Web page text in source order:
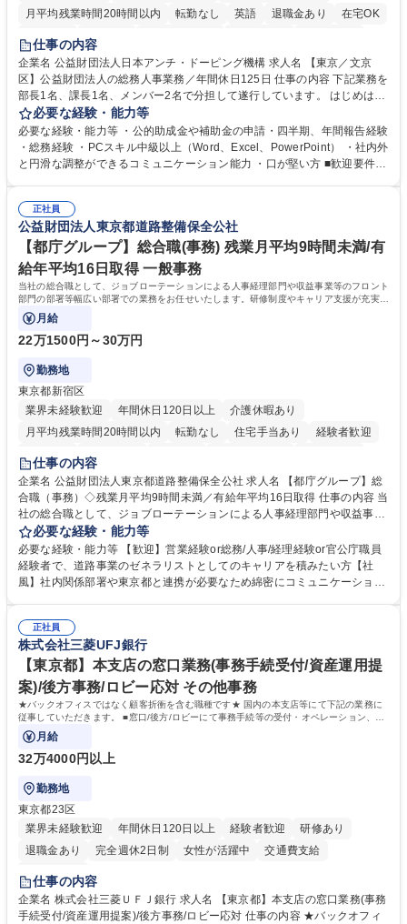
月平均残業時間20時間以内
転勤なし 英語 退職金あり
在宅OK
賞与あり
育休あり
食事補助あり
仕事の内容
企業名 公益財団法人日本アンチ・ドーピング機構 求人名 【東京／文京
区】公益財団法人の総務人事業務／年間休日125日 仕事の内容 下記業務を
部長1名、課長1名、メンバー2名で分担して遂行しています。 はじめは担
当者として業務を覚えていただき、ゆくゆくはリーダーやマネージャーポ
ジションとして活躍いただくことを期待しています。 【総務・人事グルー
プの業務内容】 ・人事制度関連 ・採用活動 ・教育研修の企画、実行 ・勤
怠管理 ・官公庁への各種提出 ・法定の会議運営（評議員会、理事会） ・
管理 ・福利厚生関連 ・職員からの問合せ、相談対応 ・その他日常の総務
業務全般 募集職種 【東京／文京区】公益財団法人の総務人事業務／年間
休日125日
必要な経験・能力等
必要な経験・能力等 ・公的助成金や補助金の申請・四半期、年間報告経験
・総務経験 ・PCスキル中級以上（Word、Excel、PowerPoint） ・社内外
と円滑な調整ができるコミュニケーション能力 ・口が堅い方 ■歓迎要件
正社員
公益財団法人東京都道路整備保全公社
【都庁グループ】総合職(事務) 残業月平均9時間未満/有
給年平均16日取得 一般事務
当社の総合職として、ジョブローテーションによる人事経理部門や収益事業等のフロント
部門の部署等幅広い部署での業務をお任せいたします。研修制度やキャリア支援が充実し
ております！ ※下記業務詳細
月給
22万1500円～30万円
勤務地
東京都新宿区
業界未経験歓迎
年間休日120日以上
介護休暇あり
月平均残業時間20時間以内
転勤なし 住宅手当あり
経験者歓迎
研修あり
退職金あり
駅近5分以内
資格取得手当あり 食事補助あり
仕事の内容
企業名 公益財団法人東京都道路整備保全公社 求人名 【都庁グループ】総
合職（事務）◇残業月平均9時間未満／有給年平均16日取得 仕事の内容 当
社の総合職として、ジョブローテーションによる人事経理部門や収益事業
等のフロント部門の部署等幅広い部署での業務をお任せいたします。研修
制度やキャリア支援が充実しております！ ※下記業務詳細 【業務詳細】■
管理部門：広報、人事、経理など当公社の運営に係る管理業務 ■収益部
門：駐車場の新規開拓、管理運営、新宿駅西口広場の「イベントコーナ
道路施設や道路工事現場の見学ツアー事業 ※入社後は上記いずれかの部門
へ配属。※業務内容変更の範囲：会社の定める業務 募集職種 【都庁グル
ープ】総合職（事務）◇残業月平均9時間未満／有給年平均16日取得
必要な経験・能力等
必要な経験・能力等 【歓迎】営業経験or総務/人事/経理経験or官公庁職員
経験者で、道路事業のゼネラリストとしてのキャリアを積みたい方【社
風】社内関係部署や東京都と連携が必要なため綿密にコミュニケーション
部門など多岐に渡る業務を経験できます。 ■様々なプロジェクト：駐車場
事業の他、新宿駅西口広場内に設置された照明を兼ねた広告「ブライトサ
イン」の管理運営を行うなど、事業収益を生み出す活動を積極的に行って
います。 学歴・資格 学歴：大学院 大学 高専 短大 専修学校 高校 語学力：
資格：
正社員
株式会社三菱UFJ銀行
【東京都】本支店の窓口業務(事務手続受付/資産運用提
案)/後方事務/ロビー応対 その他事務
★バックオフィスではなく顧客折衝を含む職種です★ 国内の本支店等にて下記の業務に
従事していただきます。 ■窓口/後方/ロビーにて事務手続等の受付・オペレーション、お
客様対応
月給
32万4000円以上
勤務地
東京都23区
業界未経験歓迎
年間休日120日以上 経験者歓迎
研修あり
退職金あり
完全週休2日制 女性が活躍中
交通費支給
土日祝休み
仕事の内容
企業名 株式会社三菱ＵＦＪ銀行 求人名 【東京都】本支店の窓口業務(事務
手続受付/資産運用提案)/後方事務/ロビー応対 仕事の内容 ★バックオフィ